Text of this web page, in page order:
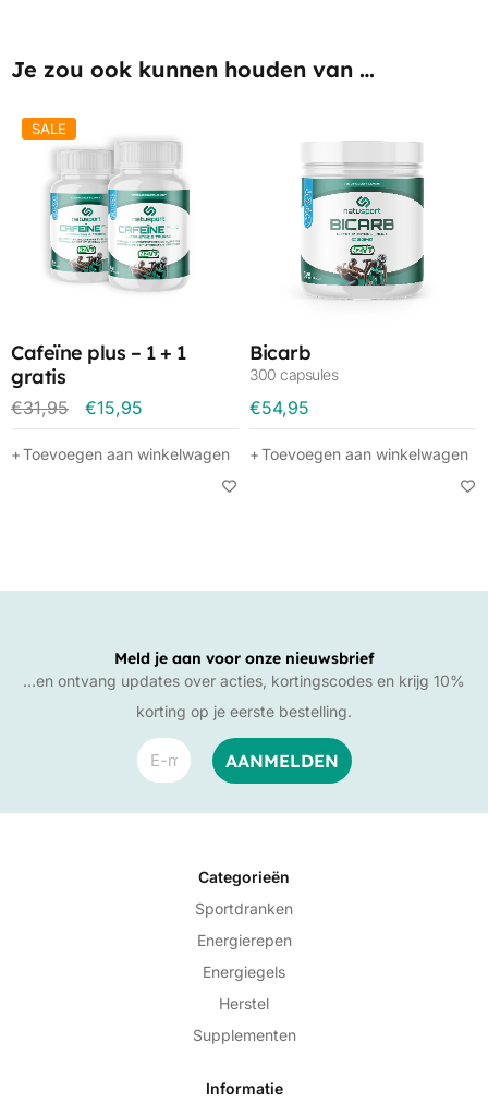
Je zou ook kunnen houden van …
Cafeïne plus – 1 + 1
gratis
2×60 vegan caps
SALE
€31,95 €15,95
Toevoegen aan winkelwagen
Bicarb
300 capsules
€54,95
Toevoegen aan winkelwagen
Meld je aan voor onze nieuwsbrief
…en ontvang updates over acties, kortingscodes en krijg 10%
korting op je eerste bestelling.
Categorieën
Sportdranken
Energierepen
Energiegels
Herstel
Supplementen
Informatie